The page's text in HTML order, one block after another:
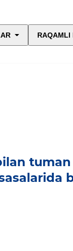
RAQAMLI